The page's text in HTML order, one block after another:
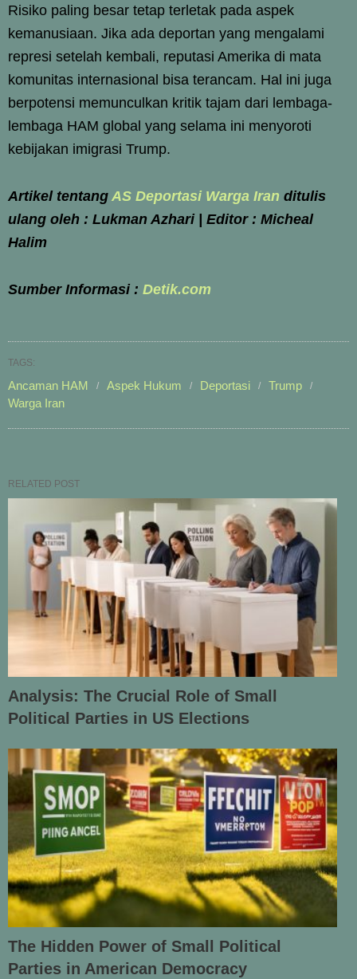
Risiko paling besar tetap terletak pada aspek
kemanusiaan. Jika ada deportan yang mengalami
represi setelah kembali, reputasi Amerika di mata
komunitas internasional bisa terancam. Hal ini juga
berpotensi memunculkan kritik tajam dari lembaga-
lembaga HAM global yang selama ini menyoroti
kebijakan imigrasi Trump.
Artikel tentang AS Deportasi Warga Iran ditulis
ulang oleh : Lukman Azhari | Editor : Micheal
Halim
Sumber Informasi : Detik.com
TAGS:
Ancaman HAM Aspek Hukum Deportasi
Trump
Warga Iran
RELATED POST
Analysis: The Crucial Role of Small
Political Parties in US Elections
The Hidden Power of Small Political
Parties in American Democracy